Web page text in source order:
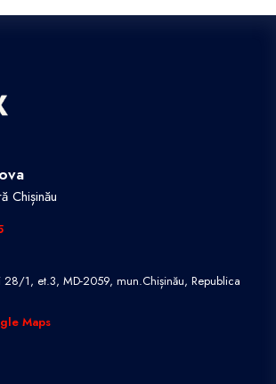
Chișinău
28/1, et.3, MD-2059, mun.Chișinău, Republica
Maps